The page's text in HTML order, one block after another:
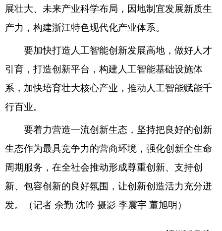
展壮大、未来产业科学布局，因地制宜发展新质生
产力，构建浙江特色现代化产业体系。
要加快打造人工智能创新发展高地，做好人才
引育，打造创新平台，构建人工智能基础设施体
系，加快培育壮大核心产业，推动人工智能赋能千
行百业。
要着力营造一流创新生态，坚持把良好的创新
生态作为最具竞争力的营商环境，强化创新全生命
周期服务，在全社会推动形成尊重创新、支持创
新、包容创新的良好氛围，让创新创造活力充分迸
发。（记者 余勤 沈吟 摄影 李震宇 董旭明）